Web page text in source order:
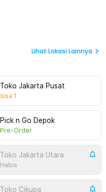
Lihat Lokasi Lainnya
Toko Jakarta Pusat
sisa 1
Pick n Go Depok
Pre-Order
Toko Jakarta Utara
Habis
Toko Cikupa